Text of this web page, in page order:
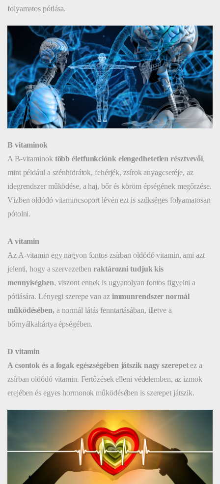
folyamatos pótlása.
B vitaminok
A B-vitaminok több életfunkciónk elengedhetetlen résztvevői,
mint például a szénhidrátok, fehérjék, zsírok anyagcseréje, az
idegrendszer működése, a haj, bőr és köröm épségének megőrzése.
Vízben oldódó vitamincsoport lévén ezt is szükséges folyamatosan
pótolni.
A vitamin
Az A-vitamin egy nagyon fontos zsírban oldódó vitamin, ami azt
jelenti, hogy a szervezetbenraktározni tudjuk kis
mennyiségben, viszont ennek is ugyanolyan fontos figyelni a
pótlására. Lényegi szerepe van az immunrendszer normál
működésében,a normál látás fenntartásában, illetve a
bőrnyálkahártya épségében.
D vitamin
A csontok és a fogak egészségében játszik nagy szerepetez a
zsírban oldódó vitamin. Fertőzések elleni védelemben, az izmok
erejében és egyes hormonok működésében is szerepet játszik.